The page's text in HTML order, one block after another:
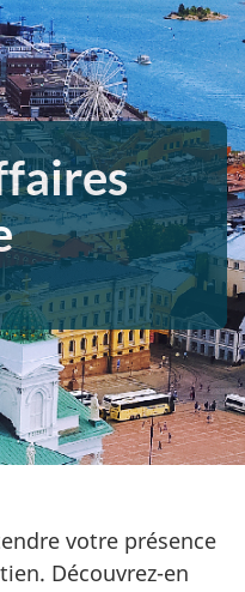
votre présence
Découvrez-en